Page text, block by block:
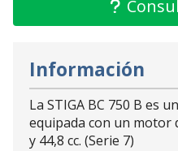
Información
La STIGA BC 750 B es
equipada con un motor
y 44,8 cc. (Serie 7)